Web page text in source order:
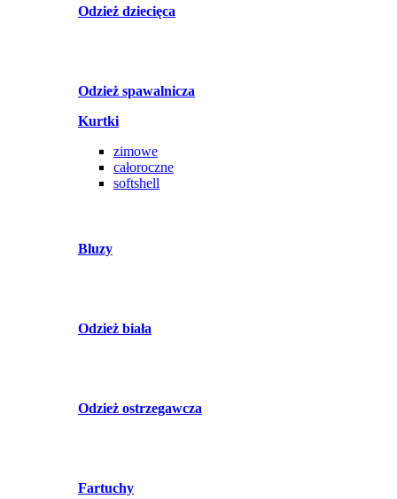
Odzież dziecięca
Odzież spawalnicza
Kurtki
zimowe
całoroczne
softshell
Bluzy
Odzież biała
Odzież ostrzegawcza
Fartuchy